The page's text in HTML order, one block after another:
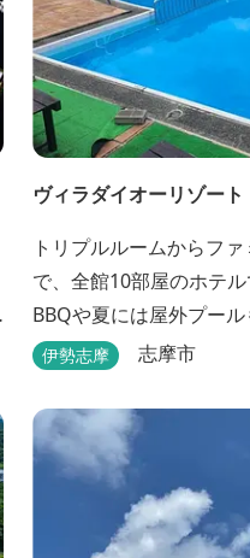
ヴィラダイオーリゾート
トリプルルームからフ
で、全館10部屋のホテル
BBQや夏には屋外プー
ン村まで車で約25分と観
伊勢志摩 志摩市